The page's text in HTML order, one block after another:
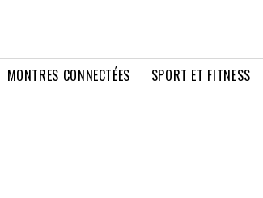
MONTRES CONNECTÉES SPORT ET FITNESS